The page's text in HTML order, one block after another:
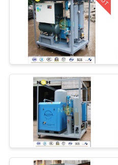
FÁBRICA
CONTROL
CALIDAD
ÉNTRENOS
EN
aceite del
aceite del